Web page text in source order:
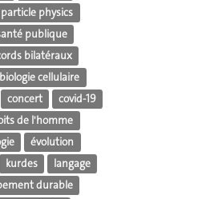
particle physics
publique
bilatéraux
biologie cellulaire
concert
covid-19
de l'homme
évolution
kurdes
langage
durable